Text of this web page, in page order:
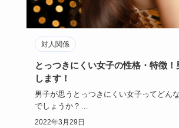
対人関係
とっつきにくい女子の性格・特徴
します！
男子が思うとっつきにくい女子ってどん
でしょうか？
女子ウケが良くても、男子ウケが悪い人
2022年3月29日